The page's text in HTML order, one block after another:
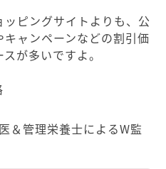
ピングサイトよりも、公
ャンペーンなどの割引価
が多いですよ。
＆管理栄養士によるW監